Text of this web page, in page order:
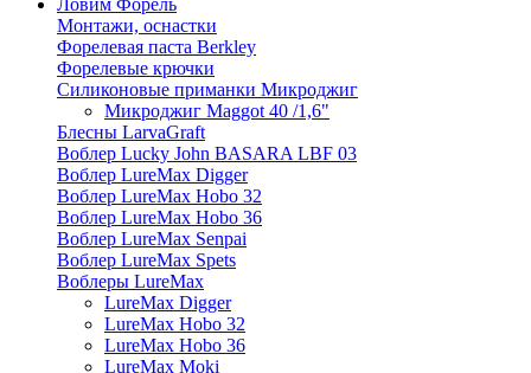
Ловим Форель
Монтажи, оснастки
Форелевая паста Berkley
Форелевые крючки
Силиконовые приманки Микроджиг
Микроджиг Maggot 40 /1,6"
Блесны LarvaGraft
Воблер Lucky John BASARA LBF 03
Воблер LureMax Digger
Воблер LureMax Hobo 32
Воблер LureMax Hobo 36
Воблер LureMax Senpai
Воблер LureMax Spets
Воблеры LureMax
LureMax Digger
LureMax Hobo 32
LureMax Hobo 36
LureMax Moki